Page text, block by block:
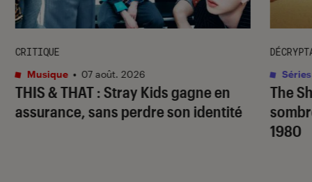
THIS & THAT: Stray Kids gagne en
assurance, sans perdre son identité
CRITIQUE
Musique • 07 août. 2026
The
1980
Séries